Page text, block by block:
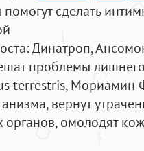
сделать
: Динатроп,
проблемы
terrestris, Мориамин
вернут
органов, омолодят